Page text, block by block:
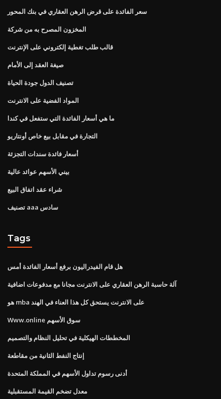
سعر الفائدة على قرض الرهن العقاري في بنك المحور
المخزون المصرح به من شركة
قالب طلب تغطية إلكتروني على الإنترنت
صيغة العقد إلى الأمام
تصنيف الدول جودة الحياة
المواد الفضية على الانترنت
ما هي أسعار الفائدة التي ستفعل في كندا
التجارة في مقابل بيع خاص أونتاريو
أسعار فائدة سندات التجزئة
بيني الأسهم عوائد عالية
شراء عقد اتفاق البيع
تصنيف aaa سادس
Tags
هل قام الفيدراليون برفع أسعار الفائدة أمس
آلة حاسبة الرهن العقاري على الانترنت مجانا مع مدفوعات اضافية
هو mba على الانترنت يستحق كل هذا العناء في الهند
Www.online سوق الأسهم
المخططات الهيكلية في تحليل النظام والتصميم
إنتاج النفط الثانية من مقاطعة
أدنى رسوم تداول الأسهم في المملكة المتحدة
معدل تضخم القيمة المستقبلية